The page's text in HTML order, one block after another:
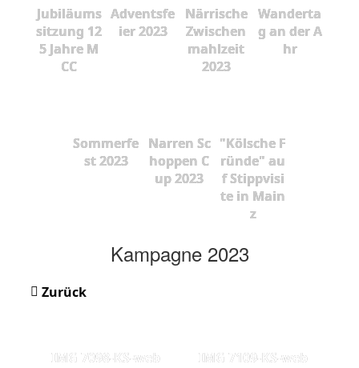
Jubiläums
sitzung 12
5 Jahre M
CC
Adventsfe
ier 2023
Närrische
Zwischen
mahlzeit
2023
Wanderta
g an der A
hr
Sommerfe
st 2023
Narren Sc
hoppen C
up 2023
"Kölsche F
ründe" au
f Stippvisi
te in Main
z
Kampagne 2023
Zurück
IMG 7098-KS-web IMG 7109-KS-web